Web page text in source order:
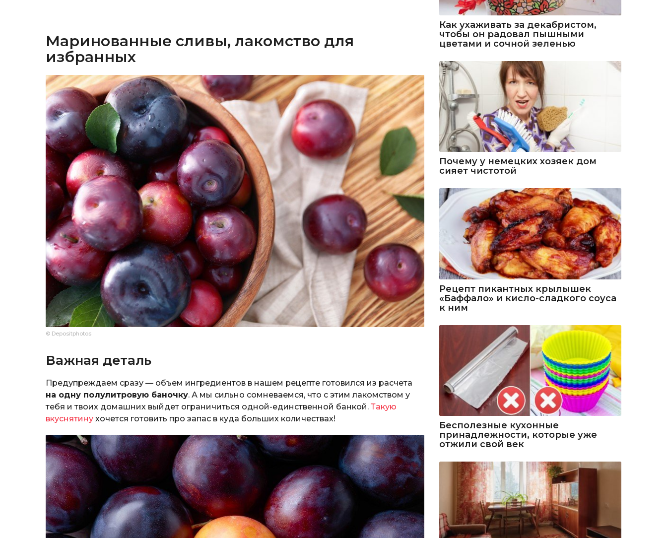
Маринованные сливы, лакомство для
избранных
© Depositphotos
Важная деталь
Предупреждаем сразу — объем ингредиентов в нашем рецепте готовился из расчета
на одну полулитровую баночку. А мы сильно сомневаемся, что с этим лакомством у
тебя и твоих домашних выйдет ограничиться одной-единственной банкой. Такую
вкуснятину хочется готовить про запас в куда больших количествах!
Как ухаживать за декабристом,
чтобы он радовал пышными
цветами и сочной зеленью
Почему у немецких хозяек дом
сияет чистотой
Рецепт пикантных крылышек
«Баффало» и кисло-сладкого соуса
к ним
Бесполезные кухонные
принадлежности, которые уже
отжили свой век